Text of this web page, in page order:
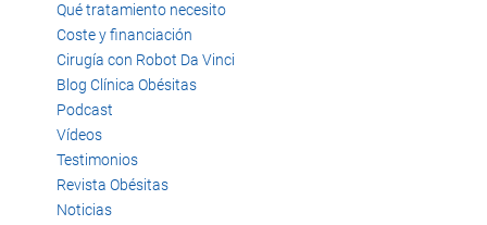
Qué tratamiento necesito
Coste y financiación
Cirugía con Robot Da Vinci
Blog Clínica Obésitas
Podcast
Vídeos
Testimonios
Revista Obésitas
Noticias